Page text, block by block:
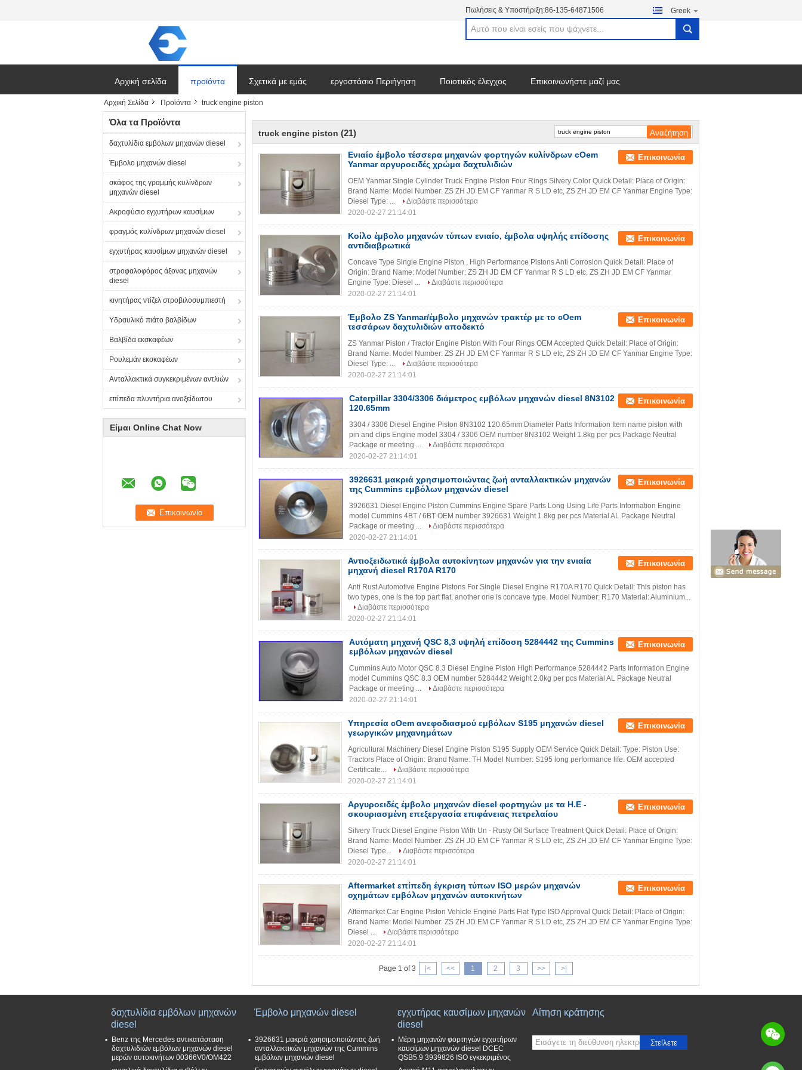
Πωλήσεις & Υποστήριξη:86-135-64871506 Greek
search
Αρχική σελίδα προϊόντα Σχετικά με εμάς εργοστάσιο Περιήγηση Ποιοτικός έλεγχος Επικοινωνήστε μαζί μας
Αρχική Σελίδα Προϊόντα truck engine piston
Όλα τα Προϊόντα
δαχτυλίδια εμβόλων μηχανών diesel
Έμβολο μηχανών diesel
σκάφος της γραμμής κυλίνδρων
μηχανών diesel
Ακροφύσιο εγχυτήρων καυσίμων
φραγμός κυλίνδρων μηχανών diesel
εγχυτήρας καυσίμων μηχανών diesel
στροφαλοφόρος άξονας μηχανών
diesel
κινητήρας ντίζελ στροβιλοσυμπιεστή
Υδραυλικό πιάτο βαλβίδων
Βαλβίδα εκσκαφέων
Ρουλεμάν εκσκαφέων
Ανταλλακτικά συγκεκριμένων αντλιών
επίπεδα πλυντήρια ανοξείδωτου
Είμαι Online Chat Now
truck engine piston (21)
Ενιαίο έμβολο τέσσερα μηχανών φορτηγών κυλίνδρων cOem
Yanmar αργυροειδές χρώμα δαχτυλιδιών
Επικοινωνία
OEM Yanmar Single Cylinder Truck Engine Piston Four Rings Silvery Color Quick Detail: Place of Origin:
Brand Name: Model Number: ZS ZH JD EM CF Yanmar R S LD etc, ZS ZH JD EM CF Yanmar Engine Type:
Diesel Type: ...
Διαβάστε περισσότερα
2020-02-27 21:14:01
Κοίλο έμβολο μηχανών τύπων ενιαίο, έμβολα υψηλής επίδοσης
αντιδιαβρωτικά
Επικοινωνία
Concave Type Single Engine Piston , High Performance Pistons Anti Corrosion Quick Detail: Place of
Origin: Brand Name: Model Number: ZS ZH JD EM CF Yanmar R S LD etc, ZS ZH JD EM CF Yanmar
Engine Type: Diesel ...
Διαβάστε περισσότερα
2020-02-27 21:14:01
Έμβολο ZS Yanmar/έμβολο μηχανών τρακτέρ με το cOem
τεσσάρων δαχτυλιδιών αποδεκτό
Επικοινωνία
ZS Yanmar Piston / Tractor Engine Piston With Four Rings OEM Accepted Quick Detail: Place of Origin:
Brand Name: Model Number: ZS ZH JD EM CF Yanmar R S LD etc, ZS ZH JD EM CF Yanmar Engine Type:
Diesel Type: ...
Διαβάστε περισσότερα
2020-02-27 21:14:01
Caterpillar 3304/3306 διάμετρος εμβόλων μηχανών diesel 8N3102
120.65mm
Επικοινωνία
3304 / 3306 Diesel Engine Piston 8N3102 120.65mm Diameter Parts Information Item name piston with
pin and clips Engine model 3304 / 3306 OEM number 8N3102 Weight 1.8kg per pcs Package Neutral
Package or meeting ...
Διαβάστε περισσότερα
2020-02-27 21:14:01
3926631 μακριά χρησιμοποιώντας ζωή ανταλλακτικών μηχανών
της Cummins εμβόλων μηχανών diesel
Επικοινωνία
3926631 Diesel Engine Piston Cummins Engine Spare Parts Long Using Life Parts Information Engine
model Cummins 4BT / 6BT OEM number 3926631 Weight 1.8kg per pcs Material AL Package Neutral
Package or meeting ...
Διαβάστε περισσότερα
2020-02-27 21:14:01
Αντιοξειδωτικά έμβολα αυτοκίνητων μηχανών για την ενιαία
μηχανή diesel R170A R170
Επικοινωνία
Anti Rust Automotive Engine Pistons For Single Diesel Engine R170A R170 Quick Detail: This piston has
two types, one is the top part flat, another one is concave type. Model Number: R170 Material: Aluminium...
Διαβάστε περισσότερα
2020-02-27 21:14:01
Αυτόματη μηχανή QSC 8,3 υψηλή επίδοση 5284442 της Cummins
εμβόλων μηχανών diesel
Επικοινωνία
Cummins Auto Motor QSC 8.3 Diesel Engine Piston High Performance 5284442 Parts Information Engine
model Cummins QSC 8.3 OEM number 5284442 Weight 2.0kg per pcs Material AL Package Neutral
Package or meeting ...
Διαβάστε περισσότερα
2020-02-27 21:14:01
Υπηρεσία cOem ανεφοδιασμού εμβόλων S195 μηχανών diesel
γεωργικών μηχανημάτων
Επικοινωνία
Agricultural Machinery Diesel Engine Piston S195 Supply OEM Service Quick Detail: Type: Piston Use:
Tractors Place of Origin: Brand Name: TH Model Number: S195 long performance life: OEM accepted
Certificate...
Διαβάστε περισσότερα
2020-02-27 21:14:01
Αργυροειδές έμβολο μηχανών diesel φορτηγών με τα Η.Ε -
σκουριασμένη επεξεργασία επιφάνειας πετρελαίου
Επικοινωνία
Silvery Truck Diesel Engine Piston With Un - Rusty Oil Surface Treatment Quick Detail: Place of Origin:
Brand Name: Model Number: ZS ZH JD EM CF Yanmar R S LD etc, ZS ZH JD EM CF Yanmar Engine Type:
Diesel Type...
Διαβάστε περισσότερα
2020-02-27 21:14:01
Aftermarket επίπεδη έγκριση τύπων ISO μερών μηχανών
οχημάτων εμβόλων μηχανών αυτοκινήτων
Επικοινωνία
Aftermarket Car Engine Piston Vehicle Engine Parts Flat Type ISO Approval Quick Detail: Place of Origin:
Brand Name: Model Number: ZS ZH JD EM CF Yanmar R S LD etc, ZS ZH JD EM CF Yanmar Engine Type:
Diesel ...
Διαβάστε περισσότερα
2020-02-27 21:14:01
Page 1 of 3 |< << 1 2 3 >> >|
δαχτυλίδια εμβόλων μηχανών
diesel
Benz της Mercedes αντικατάσταση
δαχτυλιδιών εμβόλων μηχανών diesel
μερών αυτοκινήτων 00366V0/OM422
Έμβολο μηχανών diesel
3926631 μακριά χρησιμοποιώντας ζωή
ανταλλακτικών μηχανών της Cummins
εμβόλων μηχανών diesel
εγχυτήρας καυσίμων μηχανών
diesel
Μέρη μηχανών φορτηγών εγχυτήρων
καυσίμων μηχανών diesel DCEC
QSB5.9 3939826 ISO εγκεκριμένος
Αίτηση κράτησης
Στείλετε